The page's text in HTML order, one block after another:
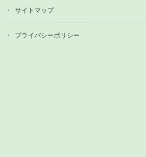
サイトマップ
プライバシーポリシー